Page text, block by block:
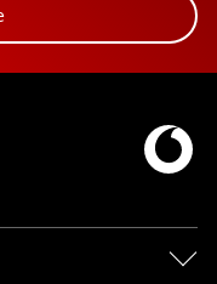
Acceder a la app Mi